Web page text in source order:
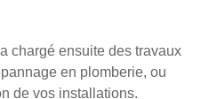
chargé ensuite des travaux
en plomberie, ou
de vos installations.